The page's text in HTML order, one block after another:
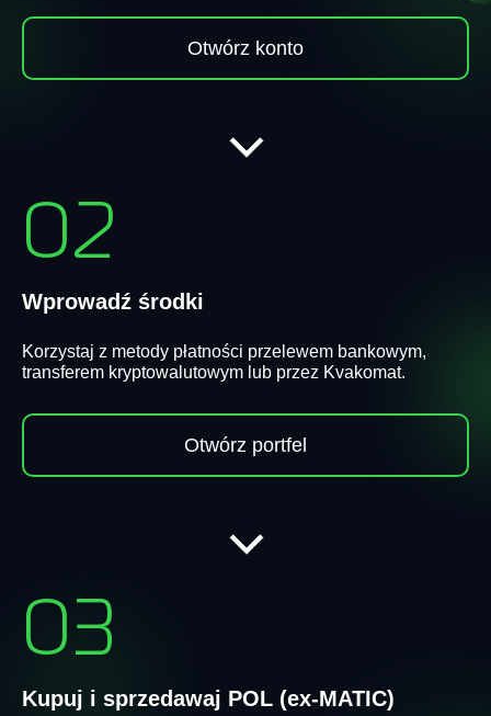
Otwórz konto
02
Wprowadź środki
Korzystaj z metody płatności przelewem bankowym,
transferem kryptowalutowym lub przez Kvakomat.
Otwórz portfel
03
Kupuj i sprzedawaj POL (ex-MATIC)